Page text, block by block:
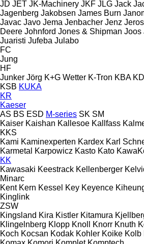
JD JET JK-Machinery JKF JLG Jack
Jagenberg Jakobsen James Burn
Javac Javo Jema Jenbacher Jenz Jeros
Deere Johnford Jones & Shipman Joos
Juaristi Jufeba Julabo
FC
Jung
HF
Junker Jörg K+G Wetter K-Tron KBA
KSB KUKA
KR
Kaeser
AS BS ESD M-series SK SM
Kaiser Kaishan Kallesoe Kallfass
KKS
Kami Kaminexperten Kardex Karl
Karmetal
Karpowicz Kasto Kato
KK
Kawasaki Keestrack Kellenberger
Minarc
Kent Kern Kessel Key Keyence
Kinglink
ZSW
Kingsland Kira Kistler Kitamura
Klingelnberg Klopp Knoll Knorr Knuth
Koch Kocsan Kodak Kohler Koike Kolb